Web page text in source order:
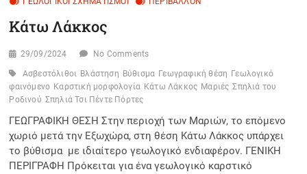
Κάτω Λάκκος
29/09/2024 No Comments
Ασβεστόλιθοι Βλάστηση Βύθισμα Γεωγραφική θέση Γεωλογικό
φαινόμενο Καρστική μορφολογία Κάτω Λάκκος Μαριές Σπηλιά του
Ροδινού Σπηλιά Τσι Πέντε Πόρτες
ΓΕΩΓΡΑΦΙΚΗ ΘΕΣΗ Στην περιοχή των Μαριών, το επόμενο
χωριό μετά την Εξωχώρα, στη θέση Κάτω Λάκκος υπάρχει
το βύθισμα με ιδιαίτερο γεωλογικό ενδιαφέρον. ΓΕΝΙΚΗ
ΠΕΡΙΓΡΑΦΗ Πρόκειται για ένα γεωλογικό καρστικό